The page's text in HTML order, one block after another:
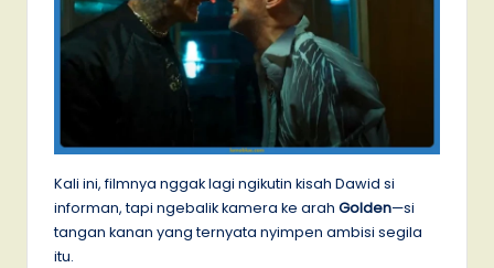
Kali ini, filmnya nggak lagi ngikutin kisah Dawid si
informan, tapi ngebalik kamera ke arah Golden—si
tangan kanan yang ternyata nyimpen ambisi segila
itu.